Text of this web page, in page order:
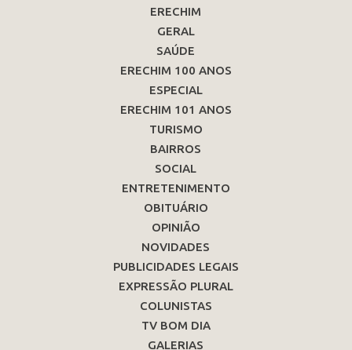
ERECHIM
GERAL
SAÚDE
ERECHIM 100 ANOS
ESPECIAL
ERECHIM 101 ANOS
TURISMO
BAIRROS
SOCIAL
ENTRETENIMENTO
OBITUÁRIO
OPINIÃO
NOVIDADES
PUBLICIDADES LEGAIS
EXPRESSÃO PLURAL
COLUNISTAS
TV BOM DIA
GALERIAS